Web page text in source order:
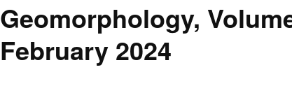
Geomorphology,
February 2024